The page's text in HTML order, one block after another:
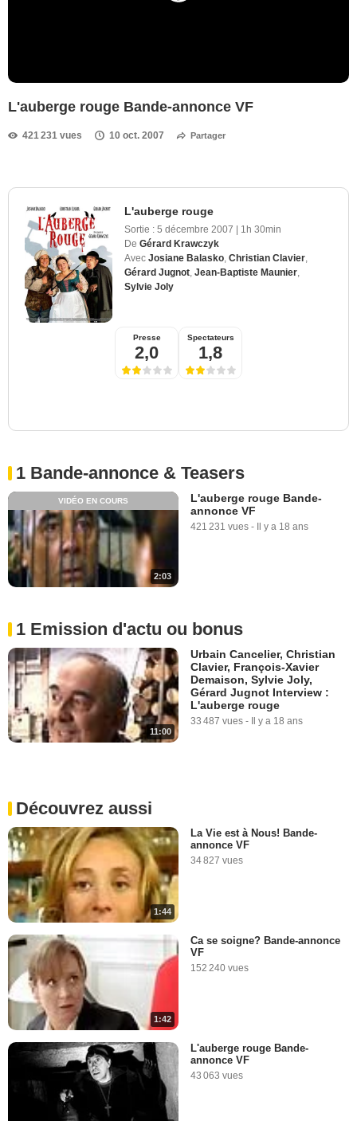
L'auberge rouge Bande-annonce VF
421 231 vues 10 oct. 2007 Partager
L'auberge rouge
Sortie : 5 décembre 2007 | 1h 30min
De Gérard Krawczyk
Avec Josiane Balasko Christian Clavier
Gérard Jugnot Jean-Baptiste Maunier
Sylvie Joly
Presse
2,0
Spectateurs
1,8
1 Bande-annonce & Teasers
2:03
VIDÉO EN COURS
L'auberge rouge Bande-
annonce VF
421 231 vues - Il y a 18 ans
1 Emission d'actu ou bonus
11:00
Urbain Cancelier, Christian
Clavier, François-Xavier
Demaison, Sylvie Joly,
Gérard Jugnot Interview :
L'auberge rouge
33 487 vues - Il y a 18 ans
Découvrez aussi
1:44
La Vie est à Nous! Bande-
annonce VF
34 827 vues
1:42
Ca se soigne? Bande-annonce
VF
152 240 vues
L'auberge rouge Bande-
annonce VF
43 063 vues